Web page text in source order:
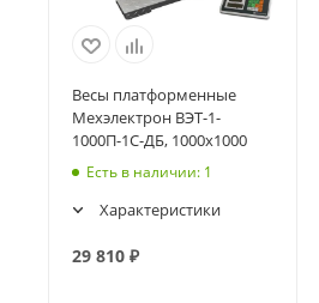
Весы платформенные
Мехэлектрон ВЭТ-1-
1000П-1С-ДБ, 1000х1000
Есть в наличии: 1
Характеристики
29 810₽